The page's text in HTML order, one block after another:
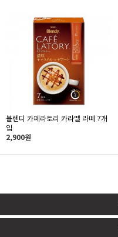
블렌디 카페라토리 카라멜 라떼 7개
입
2,900원